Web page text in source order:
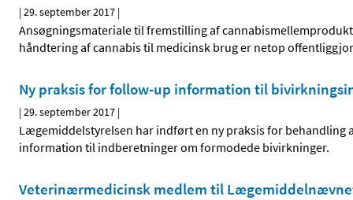
|29. september 2017 |
Ansøgningsmateriale til fremstilling af
håndtering af cannabis til medicinsk brug er netop
Ny praksis for follow-up information til
|29. september 2017 |
Lægemiddelstyrelsen har indført en ny praksis for
information til indberetninger om formodede bivirkninger.
Veterinærmedicinsk medlem til